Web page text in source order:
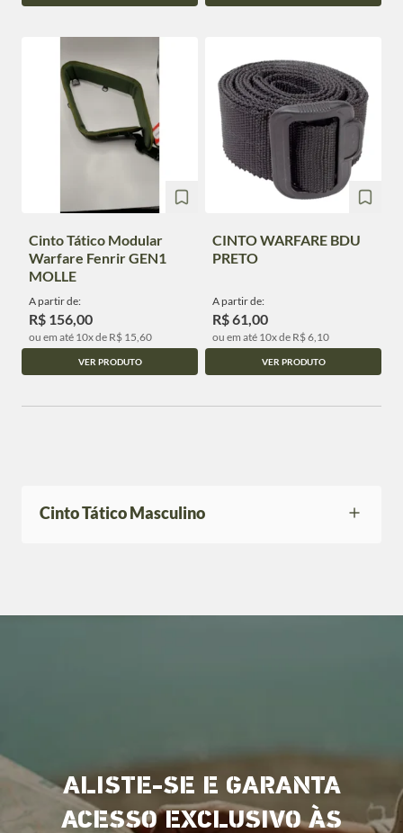
Cinto Tático Modular
Warfare Fenrir GEN1
MOLLE
A partir de:
R$ 156,00
ou em até 10x de R$ 15,60
VER PRODUTO
CINTO WARFARE BDU
PRETO
A partir de:
R$ 61,00
ou em até 10x de R$ 6,10
VER PRODUTO
Cinto Tático Masculino
ALISTE-SE E GARANTA
ACESSO EXCLUSIVO ÀS